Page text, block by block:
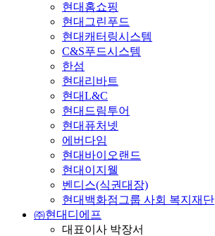
현대홈쇼핑
현대그린푸드
현대캐터링시스템
C&S푸드시스템
한섬
현대리바트
현대L&C
현대드림투어
현대퓨처넷
에버다임
현대바이오랜드
현대이지웰
벤디스(식권대장)
현대백화점그룹 사회 복지재단
㈜현대디에프
대표이사 박장서